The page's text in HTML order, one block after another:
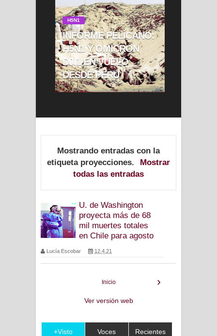
H5N1
INFORME PELÍCANO:
H5N1 Y OMICRON
DJ.1 EN VUELO
DESDE PERÚ
Mostrando entradas con la
etiqueta proyecciones.
Mostrar
todas las entradas
U. de Washington
proyecta más de 68
mil muertes totales
en Chile para agosto
Lucía Escobar 12.4.21
›
Inicio
Ver versión web
+Visto Voces Recientes